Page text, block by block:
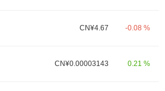
CN¥4.67 -0.08 %
CN¥0.00003143 0.21 %